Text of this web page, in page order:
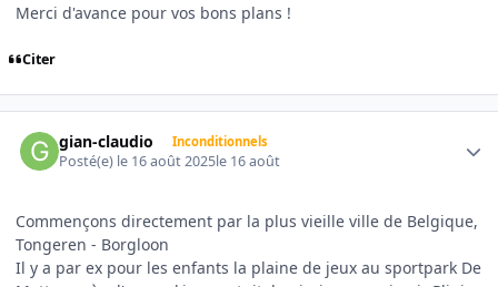
Merci d'avance pour vos bons plans !
Citer
gian-claudio Inconditionnels
Posté(e) le 16 août 2025le 16 août
Commençons directement par la plus vieille ville de Belgique,
Tongeren - Borgloon
Il y a par ex pour les enfants la plaine de jeux au sportpark De